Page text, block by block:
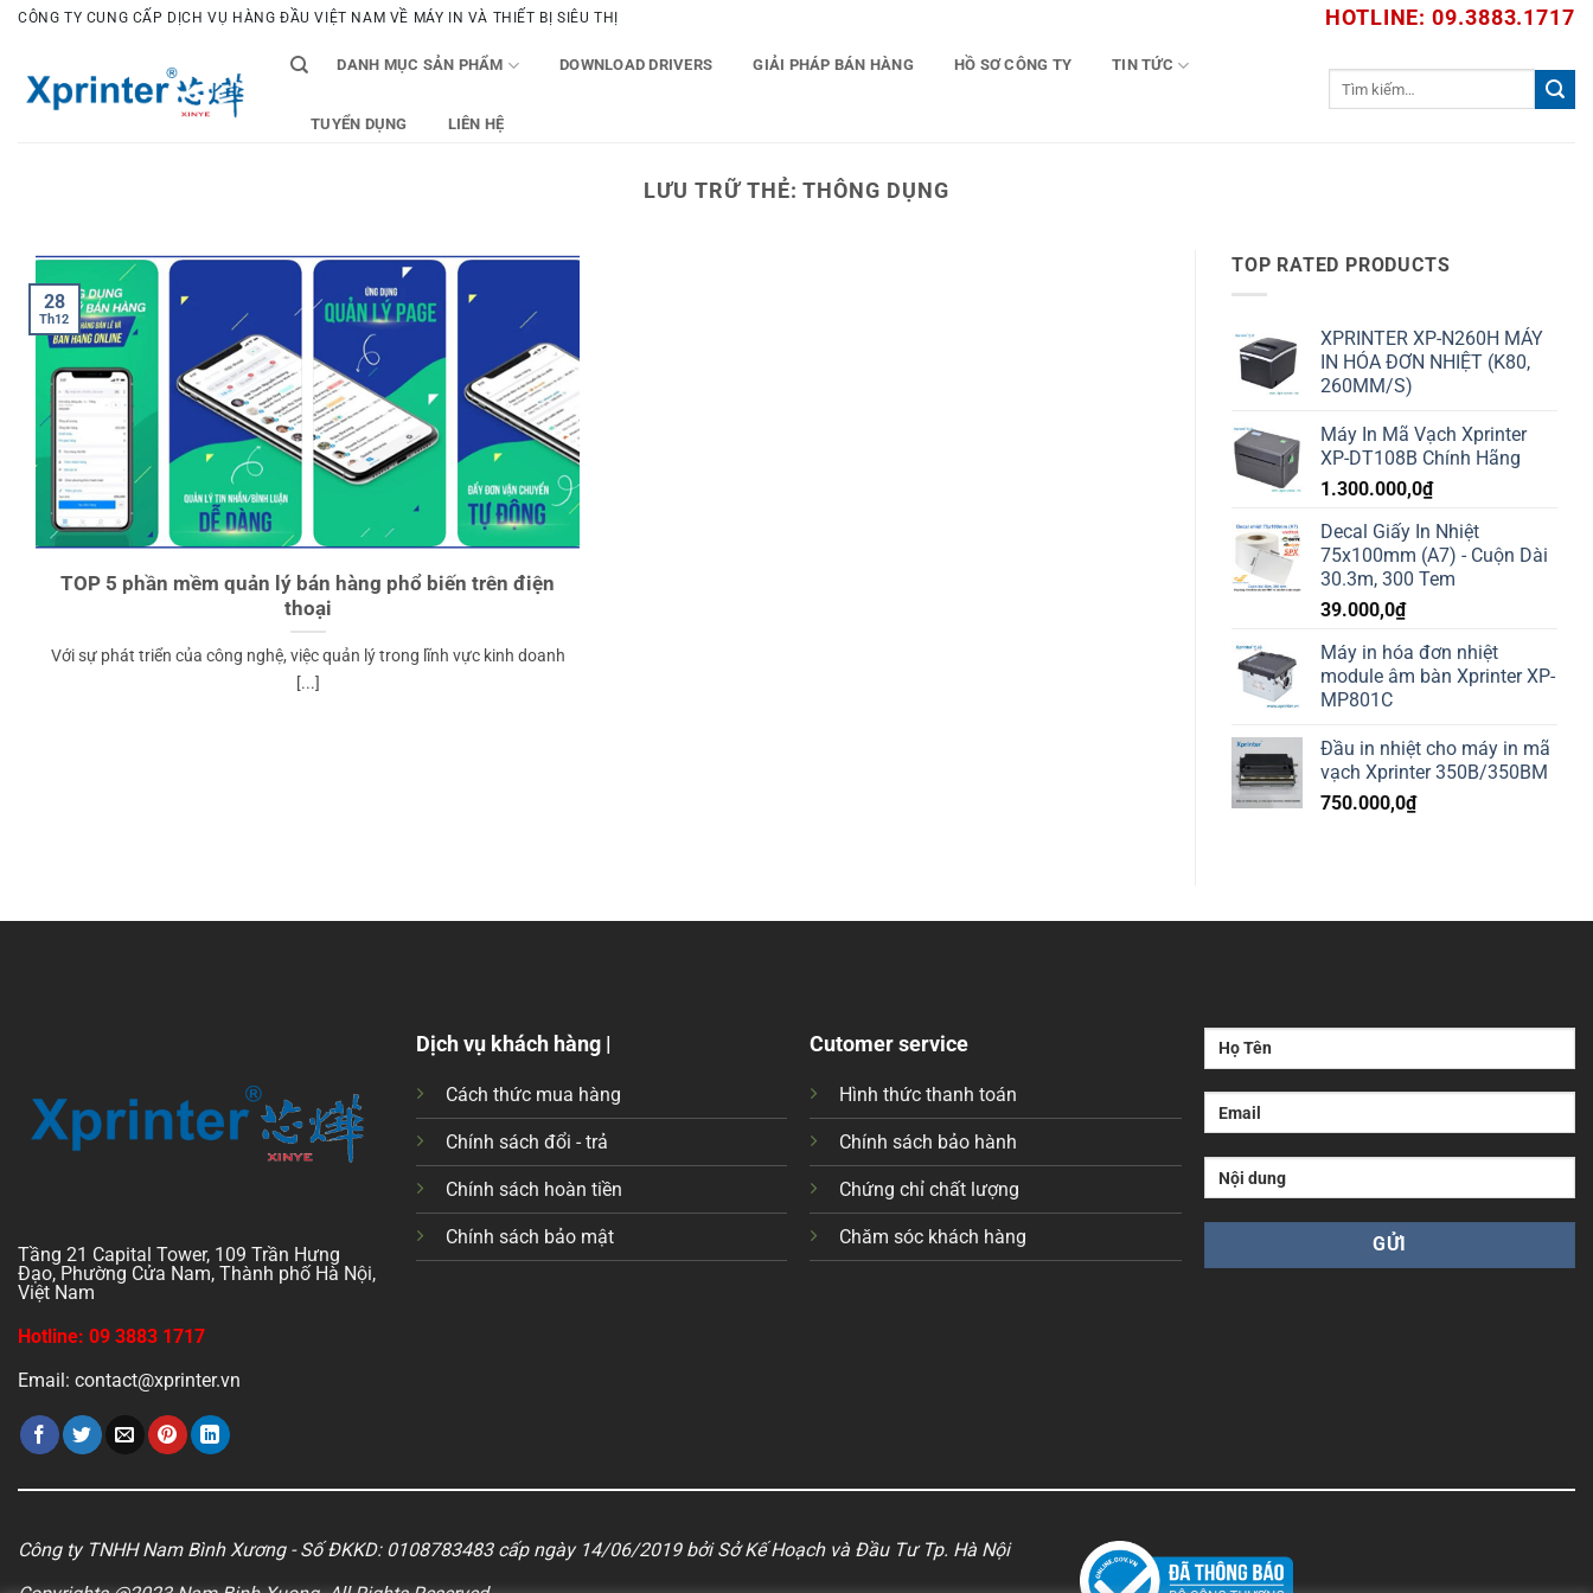
Bỏ
dung
CÔNG TY CUNG CẤP DỊCH VỤ HÀNG ĐẦU VIỆT NAM VỀ MÁY IN VÀ THIẾT BỊ SIÊU THỊ HOTLINE: 09.3883.1717
DANH MỤC SẢN PHẨM DOWNLOAD DRIVERS GIẢI PHÁP BÁN HÀNG HỒ SƠ CÔNG TY TIN TỨC
TUYỂN DỤNG LIÊN HỆ
LƯU TRỮ THẺ:THÔNG DỤNG
TOP 5 phần mềm quản lý bán hàng phổ biến trên điện
thoại
Với sự phát triển của công nghệ, việc quản lý trong lĩnh vực kinh doanh
[...]
28
Th12
TOP RATED PRODUCTS
XPRINTER XP-N260H MÁY
IN HÓA ĐƠN NHIỆT (K80,
260MM/S)
Máy In Mã Vạch Xprinter
XP-DT108B Chính Hãng
1.300.000,0₫
Decal Giấy In Nhiệt
75x100mm (A7) - Cuộn Dài
30.3m, 300 Tem
39.000,0₫
Máy in hóa đơn nhiệt
module âm bàn Xprinter XP-
MP801C
Đầu in nhiệt cho máy in mã
vạch Xprinter 350B/350BM
750.000,0₫
Tầng 21 Capital Tower, 109 Trần Hưng
Đạo, Phường Cửa Nam, Thành phố Hà Nội,
Việt Nam
Hotline: 09 3883 1717
Email: contact@xprinter.vn
Dịch vụ khách hàng |
Cách thức mua hàng
Chính sách đổi - trả
Chính sách hoàn tiền
Chính sách bảo mật
Cutomer service
Hình thức thanh toán
Chính sách bảo hành
Chứng chỉ chất lượng
Chăm sóc khách hàng
Công ty TNHH Nam Bình Xương - Số ĐKKD: 0108783483 cấp ngày 14/06/2019 bởi Sở Kế Hoạch và Đầu Tư Tp. Hà Nội